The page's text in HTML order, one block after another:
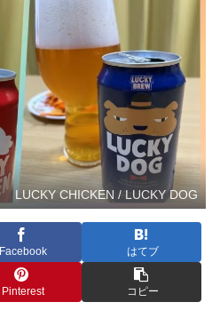
LUCKY CHICKEN / LUCKY DOG
Facebook はてブ
Pinterest コピー